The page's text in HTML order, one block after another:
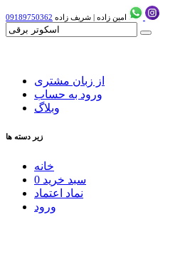
09189750362 امین زاده | شریف زاده
از زبان مشتری
ورود به حساب
وبلاگ
زیر دسته ها
خانه
0 سبد خرید
نماد اعتماد
ورود